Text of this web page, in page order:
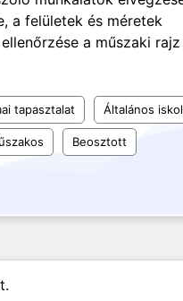
a felületek és méretek
a műszaki
tapasztalat Általános
Beosztott